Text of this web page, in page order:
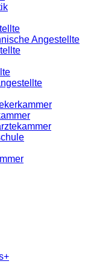
Angestellte